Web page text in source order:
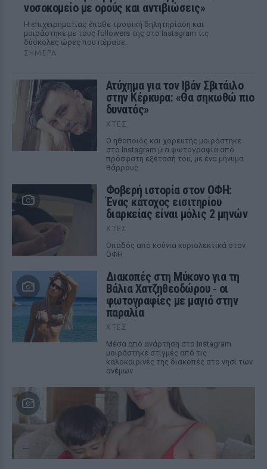
νοσοκομείο με ορούς και αντιβιώσεις»
Η επιχειρηματίας έπαθε τροφική δηλητηρίαση και
μοιράστηκε με τους followers της στο Instagram τις
δύσκολες ώρες που πέρασε.
ΣΉΜΕΡΑ
Ατύχημα για τον Ιβάν Σβιτάιλο
στην Κέρκυρα: «Θα σηκωθώ πιο
δυνατός»
ΧΤΕΣ
Ο ηθοποιός και χορευτής μοιράστηκε
στο Instagram μια φωτογραφία από
πρόσφατη εξέτασή του, με ένα μήνυμα
θάρρους
Φοβερή ιστορία στον ΟΦΗ:
Ένας κάτοχος εισιτηρίου
διαρκείας είναι μόλις 2 μηνών
ΧΤΕΣ
Οπαδός από κούνια κυριολεκτικά στον
ΟΦΗ
Διακοπές στη Μύκονο για τη
Βάλια Χατζηθεοδώρου ‑ οι
φωτογραφίες με μαγιό στην
παραλία
ΧΤΕΣ
Μέσα από ανάρτηση στο Instagram
μοιράστηκε στιγμές από τις
καλοκαιρινές της διακοπές στο νησί των
ανέμων